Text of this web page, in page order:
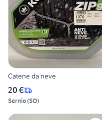
Catene da neve
20 €
Sernio(SO)